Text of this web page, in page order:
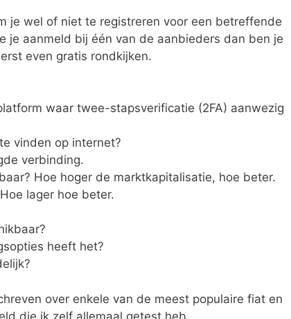
je wel of niet te registreren voor een betreffende
je aanmeld bij één van de aanbieders dan ben je
even gratis rondkijken.
waar twee-stapsverificatie (2FA) aanwezig
vinden op internet?
verbinding.
Hoe hoger de marktkapitalisatie, hoe beter.
lager hoe beter.
heeft het?
over enkele van de meest populaire fiat en
die ik zelf allemaal getest heb.